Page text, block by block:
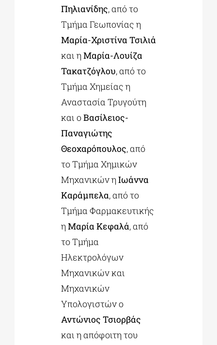
Πηλιανίδης, από το
Τμήμα Γεωπονίας η
Μαρία-Χριστίνα Τσιλιά
και ηΜαρία-Λουίζα
Τακατζόγλου, από το
Τμήμα Χημείας η
Αναστασία Τρυγούτη
και οΒασίλειος-
Παναγιώτης
Θεοχαρόπουλος, από
το Τμήμα Χημικών
Μηχανικών ηΙωάννα
Καράμπελα, από το
Τμήμα Φαρμακευτικής
ηΜαρία Κεφαλά, από
το Τμήμα
Ηλεκτρολόγων
Μηχανικών και
Μηχανικών
Υπολογιστών ο
Αντώνιος Τσιορβάς
και η απόφοιτη του